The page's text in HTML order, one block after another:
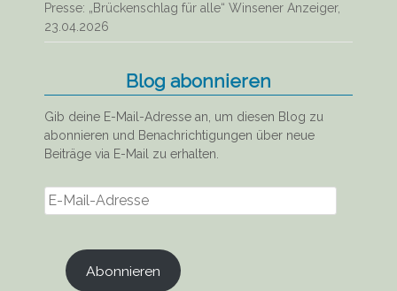
Presse: „Brückenschlag für alle“ Winsener Anzeiger,
23.04.2026
Blog abonnieren
Gib deine E-Mail-Adresse an, um diesen Blog zu
abonnieren und Benachrichtigungen über neue
Beiträge via E-Mail zu erhalten.
E-
Mail-
Abonnieren